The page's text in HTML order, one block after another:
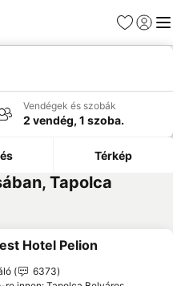
Kedvencek
Vendégek és szobák
2 vendég, 1 szoba.
Térkép
Tapolca
a kedvencekhez
Hotel Pelion
6373